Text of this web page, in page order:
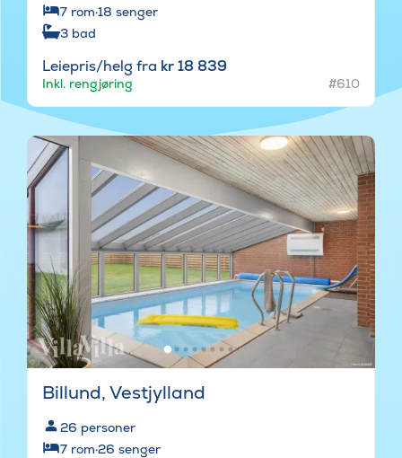
7 rom·18 senger
3 bad
Leiepris/helg fra kr 18 839
Inkl. rengjøring #610
Billund, Vestjylland
26 personer
7 rom·26 senger